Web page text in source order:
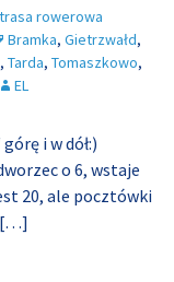
trasa rowerowa
Bramka, Gietrzwałd,
, Tarda, Tomaszkowo,
EL
i w dół:)
o 6, wstaje
20, ale pocztówki
[…]